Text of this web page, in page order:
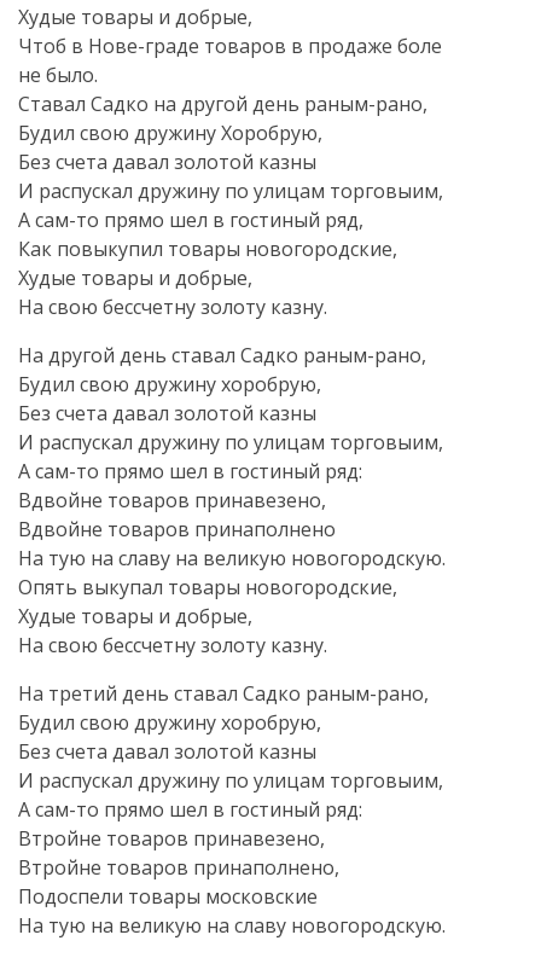
Худые товары и добрые,
Чтоб в Нове-граде товаров в продаже боле
не было.
Ставал Садко на другой день раным-рано,
Будил свою дружину Хоробрую,
Без счета давал золотой казны
И распускал дружину по улицам торговыим,
А сам-то прямо шел в гостиный ряд,
Как повыкупил товары новогородские,
Худые товары и добрые,
На свою бессчетну золоту казну.
На другой день ставал Садко раным-рано,
Будил свою дружину хоробрую,
Без счета давал золотой казны
И распускал дружину по улицам торговыим,
А сам-то прямо шел в гостиный ряд:
Вдвойне товаров принавезено,
Вдвойне товаров принаполнено
На тую на славу на великую новогородскую.
Опять выкупал товары новогородские,
Худые товары и добрые,
На свою бессчетну золоту казну.
На третий день ставал Садко раным-рано,
Будил свою дружину хоробрую,
Без счета давал золотой казны
И распускал дружину по улицам торговыим,
А сам-то прямо шел в гостиный ряд:
Втройне товаров принавезено,
Втройне товаров принаполнено,
Подоспели товары московские
На тую на великую на славу новогородскую.